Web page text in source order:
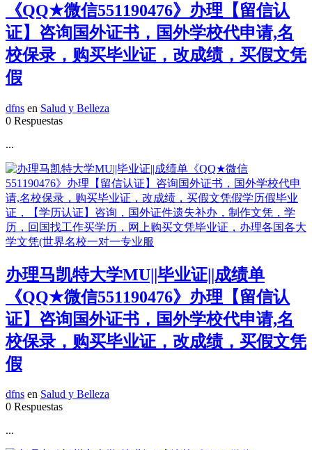
《QQ★微信551190476》办理【留信认
证】咨询国外证书，国外学校代申请,名
校保录，购买毕业证，改成绩，买假文凭
假
dfns en Salud y Belleza
0 Respuestas
...
办理马凯特大学MU||毕业证||成绩单
《QQ★微信551190476》办理【留信认
证】咨询国外证书，国外学校代申请,名
校保录，购买毕业证，改成绩，买假文凭
假
dfns en Salud y Belleza
0 Respuestas
...